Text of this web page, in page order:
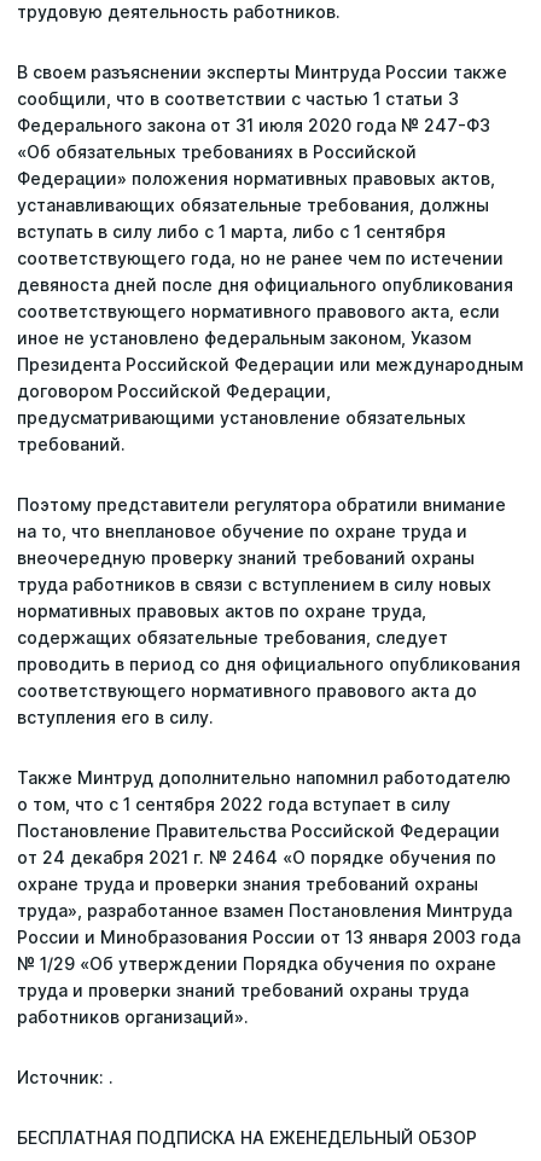
трудовую деятельность работников.
В своем разъяснении эксперты Минтруда России также
сообщили, что в соответствии с частью 1 статьи 3
Федерального закона от 31 июля 2020 года № 247-ФЗ
«Об обязательных требованиях в Российской
Федерации» положения нормативных правовых актов,
устанавливающих обязательные требования, должны
вступать в силу либо с 1 марта, либо с 1 сентября
соответствующего года, но не ранее чем по истечении
девяноста дней после дня официального опубликования
соответствующего нормативного правового акта, если
иное не установлено федеральным законом, Указом
Президента Российской Федерации или международным
договором Российской Федерации,
предусматривающими установление обязательных
требований.
Поэтому представители регулятора обратили внимание
на то, что внеплановое обучение по охране труда и
внеочередную проверку знаний требований охраны
труда работников в связи с вступлением в силу новых
нормативных правовых актов по охране труда,
содержащих обязательные требования, следует
проводить в период со дня официального опубликования
соответствующего нормативного правового акта до
вступления его в силу.
Также Минтруд дополнительно напомнил работодателю
о том, что с 1 сентября 2022 года вступает в силу
Постановление Правительства Российской Федерации
от 24 декабря 2021 г. № 2464 «О порядке обучения по
охране труда и проверки знания требований охраны
труда», разработанное взамен Постановления Минтруда
России и Минобразования России от 13 января 2003 года
№ 1/29 «Об утверждении Порядка обучения по охране
труда и проверки знаний требований охраны труда
работников организаций».
Источник: .
БЕСПЛАТНАЯ ПОДПИСКА НА ЕЖЕНЕДЕЛЬНЫЙ ОБЗОР